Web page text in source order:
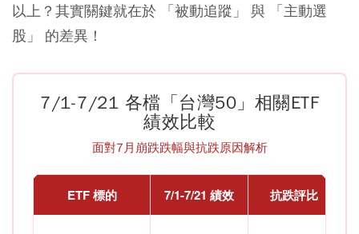
以上？其實關鍵就在於 「被動追蹤」 與 「主動選
股」 的差異！
7/1-7/21 各檔「台灣50」相關ETF
績效比較
面對7月崩跌跌幅與抗跌原因解析
ETF 標的 7/1-7/21 績效 抗跌評比